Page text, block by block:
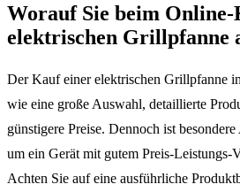
Worauf Sie beim
elektrischen Grillpfanne
Der Kauf einer elektrischen Grillpfanne
wie eine große Auswahl, detaillierte
günstigere Preise. Dennoch ist
um ein Gerät mit gutem Preis-Leistungs-
Achten Sie auf eine ausführliche